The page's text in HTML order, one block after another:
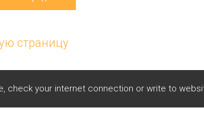
страницу
check your internet connection or write to